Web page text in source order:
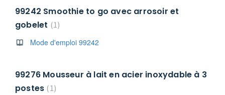
99242 Smoothie to go avec arrosoir et
gobelet
1
Mode d'emploi 99242
99276 Mousseur à lait en acier inoxydable à 3
postes 1